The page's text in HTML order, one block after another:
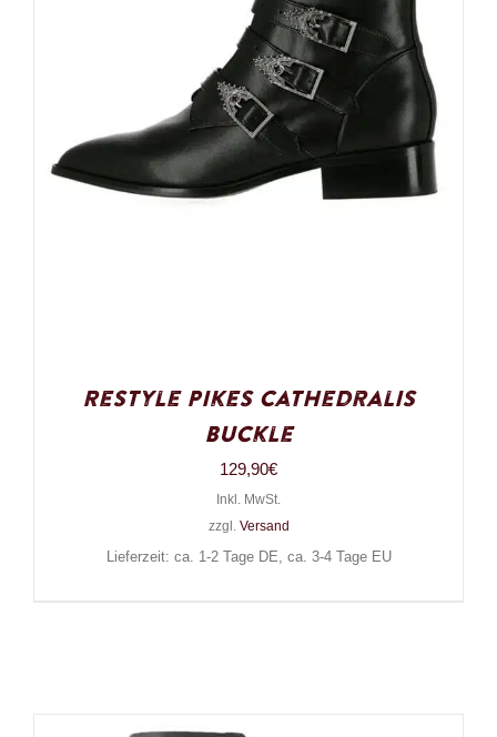
Restyle Pikes Cathedralis
Buckle
129,90€
Inkl. MwSt.
zzgl. Versand
Lieferzeit: ca. 1-2 Tage DE, ca. 3-4 Tage EU